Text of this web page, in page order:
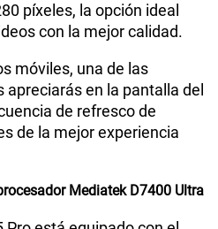
163.61 x 78.09 x 7.78 mm
Si
píxeles, la opción ideal
con la mejor calidad.
móviles, una de las
en la pantalla del
de refresco de
de la mejor experiencia
Mediatek D7400 Ultra